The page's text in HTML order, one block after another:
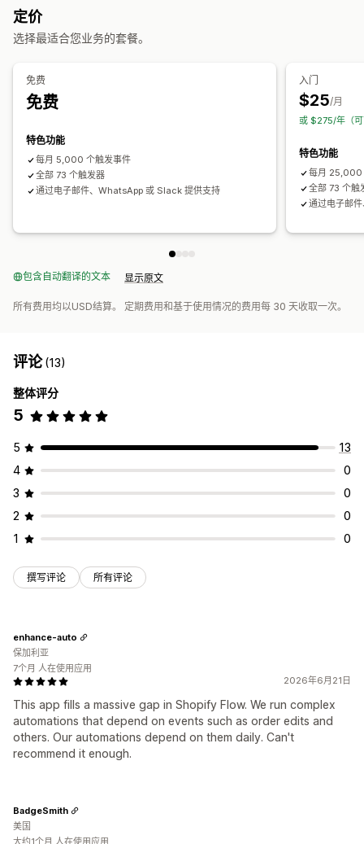
订单处理
定价
选择最适合您业务的套餐。
免费
免费
特色功能
每月 5,000 个触发事件
全部 73 个触发器
通过电子邮件、WhatsApp 或 Slack 提供支持
入门
$25/月
或 $275/年（
特色功能
每月 25,000
全部 73 个触
通过电子邮
包含自动翻译的文本 显示原文
所有费用均以USD结算。 定期费用和基于使用情况的费用每 30 天收取一次。
评论(13)
整体评分
5
5
13
4
0
3
0
2
0
1
0
撰写评论 所有评论
2026年6月21日
This app fills a massive gap in Shopify Flow. We run complex
automations that depend on events such as order edits and
others. Our automations depend on them daily. Can't
recommend it enough.
enhance-auto
保加利亚
7个月 人在使用应用
BadgeSmith
美国